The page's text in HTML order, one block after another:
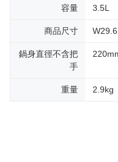
容量 3.5L
商品尺寸
鍋身直徑不含把
手
重量 2.9kg